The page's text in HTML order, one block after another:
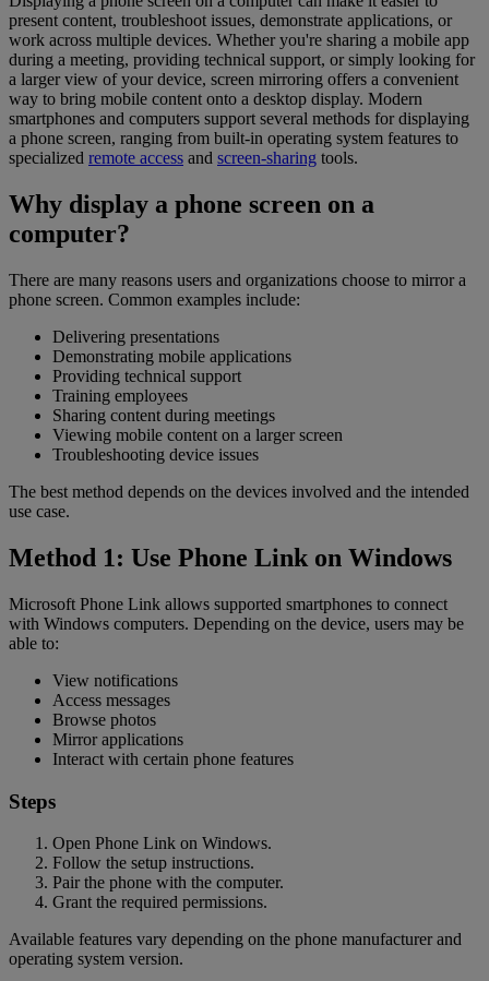
present content, troubleshoot issues, demonstrate applications, or
work across multiple devices. Whether you're sharing a mobile app
during a meeting, providing technical support, or simply looking for
a larger view of your device, screen mirroring offers a convenient
way to bring mobile content onto a desktop display. Modern
smartphones and computers support several methods for displaying
a phone screen, ranging from built-in operating system features to
specialized remote access and screen-sharing tools.
Why display a phone screen on a
computer?
There are many reasons users and organizations choose to mirror a
phone screen. Common examples include:
Delivering presentations
Demonstrating mobile applications
Providing technical support
Training employees
Sharing content during meetings
Viewing mobile content on a larger screen
Troubleshooting device issues
The best method depends on the devices involved and the intended
use case.
Method 1: Use Phone Link on Windows
Microsoft Phone Link allows supported smartphones to connect
with Windows computers. Depending on the device, users may be
able to:
View notifications
Access messages
Browse photos
Mirror applications
Interact with certain phone features
Steps
Open Phone Link on Windows.
Follow the setup instructions.
Pair the phone with the computer.
Grant the required permissions.
Available features vary depending on the phone manufacturer and
operating system version.